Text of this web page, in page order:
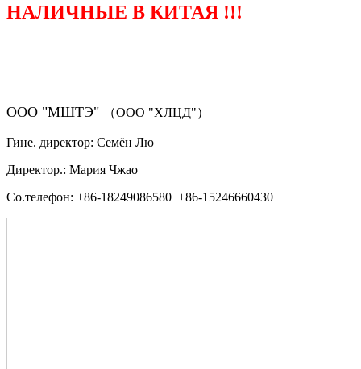
НАЛИЧНЫЕ В КИТАЯ !!!
ООО "МШТЭ" （ООО "ХЛЦД"）
Гине. директор: Семён Лю
Директор.: Мария Чжао
Со.телефон: +86-18249086580 +86-15246660430